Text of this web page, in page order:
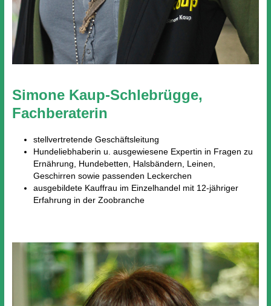
Simone Kaup-Schlebrügge,
Fachberaterin
stellvertretende Geschäftsleitung
Hundeliebhaberin u. ausgewiesene Expertin in Fragen zu
Ernährung, Hundebetten, Halsbändern, Leinen,
Geschirren sowie passenden Leckerchen
ausgebildete Kauffrau im Einzelhandel mit 12-jähriger
Erfahrung in der Zoobranche